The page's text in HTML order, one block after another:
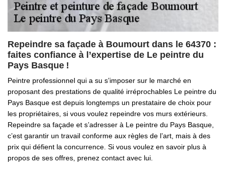
Repeindre sa façade à Boumourt dans le 64370 :
faites confiance à l’expertise de Le peintre du
Pays Basque !
Peintre professionnel qui a su s’imposer sur le marché en
proposant des prestations de qualité irréprochables Le peintre du
Pays Basque est depuis longtemps un prestataire de choix pour
les propriétaires, si vous voulez repeindre vos murs extérieurs.
Repeindre sa façade et s’adresser à Le peintre du Pays Basque,
c’est garantir un travail conforme aux règles de l’art, mais à des
prix qui défient la concurrence. Si vous voulez en savoir plus à
propos de ses offres, prenez contact avec lui.